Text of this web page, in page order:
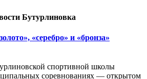
Бутурлиновка
«серебро» и «бронза»
спортивной школы
соревнованиях — открытом